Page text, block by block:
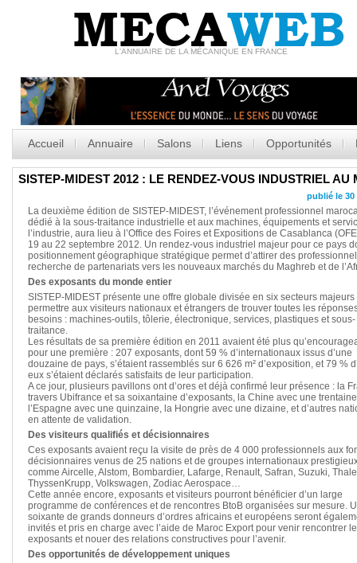
MECAWEB
L'ANNUAIRE DE LA MÉCANIQUE EN FRANCE
Accueil Annuaire Salons Liens Opportunités
SISTEP-MIDEST 2012 : LE RENDEZ-VOUS INDUSTRIEL AU
publié le 30
La deuxième édition de SISTEP-MIDEST, l’événement professionnel
dédié à la sous-traitance industrielle et aux machines, équipements et
l’industrie, aura lieu à l’Office des Foires et Expositions de Casablanca
19 au 22 septembre 2012. Un rendez-vous industriel majeur pour ce pays
positionnement géographique stratégique permet d’attirer des
recherche de partenariats vers les nouveaux marchés du Maghreb et de
Des exposants du monde entier
SISTEP-MIDEST présente une offre globale divisée en six secteurs majeurs
permettre aux visiteurs nationaux et étrangers de trouver toutes les
besoins : machines-outils, tôlerie, électronique, services, plastiques et sous-
traitance.
Les résultats de sa première édition en 2011 avaient été plus
pour une première : 207 exposants, dont 59 % d’internationaux issus d’une
douzaine de pays, s’étaient rassemblés sur 6 626 m² d’exposition, et 79 %
eux s’étaient déclarés satisfaits de leur participation.
A ce jour, plusieurs pavillons ont d’ores et déjà confirmé leur présence : la
travers Ubifrance et sa soixantaine d’exposants, la Chine avec une
l’Espagne avec une quinzaine, la Hongrie avec une dizaine, et d’autres
en attente de validation.
Des visiteurs qualifiés et décisionnaires
Ces exposants avaient reçu la visite de près de 4 000 professionnels aux
décisionnaires venus de 25 nations et de groupes internationaux
comme Aircelle, Alstom, Bombardier, Lafarge, Renault, Safran, Suzuki,
ThyssenKrupp, Volkswagen, Zodiac Aerospace…
Cette année encore, exposants et visiteurs pourront bénéficier d’un large
programme de conférences et de rencontres BtoB organisées sur mesure.
soixante de grands donneurs d’ordres africains et européens seront
invités et pris en charge avec l’aide de Maroc Export pour venir rencontrer
exposants et nouer des relations constructives pour l’avenir.
Des opportunités de développement uniques